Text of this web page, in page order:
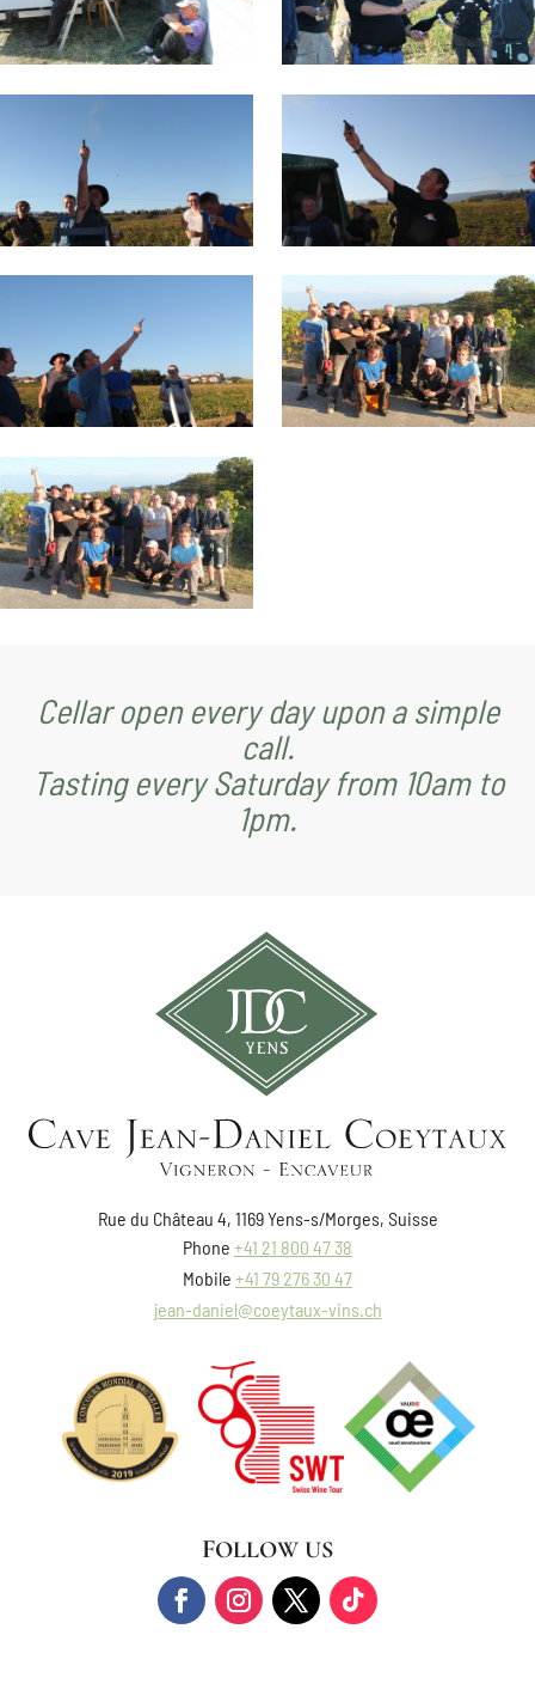
Cellar open every day upon a simple
call.
Tasting every Saturday from 10am to
1pm.
Rue du Château 4, 1169 Yens-s/Morges, Suisse
Phone +41 21 800 47 38
Mobile +41 79 276 30 47
jean-daniel@coeytaux-vins.ch
FOLLOW US